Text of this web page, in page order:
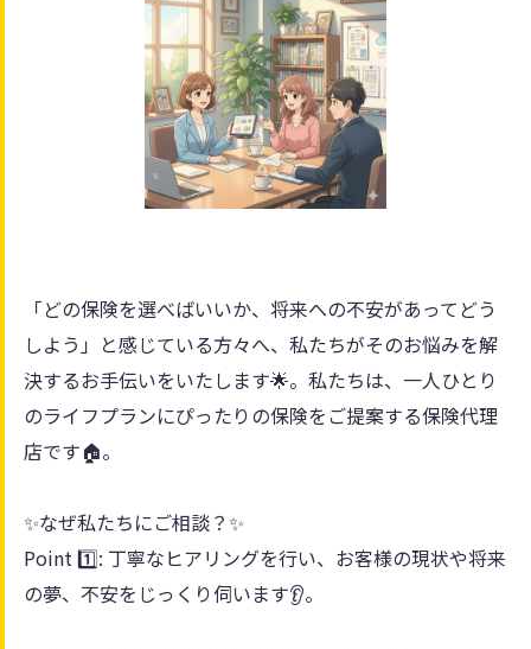
「どの保険を選べばいいか、将来への不安があってどう
しよう」と感じている方々へ、私たちがそのお悩みを解
決するお手伝いをいたします🌟。私たちは、一人ひとり
のライフプランにぴったりの保険をご提案する保険代理
店です🏠。
✨なぜ私たちにご相談？✨
Point 1️⃣: 丁寧なヒアリングを行い、お客様の現状や将来
の夢、不安をじっくり伺います👂。